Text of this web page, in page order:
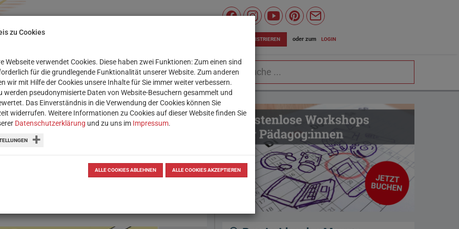
Wiener
Bildungsserver
Facebook
JETZT REGISTRIEREN oder zum LOGIN
SERVICE WORKSHOPS Suchbegriff
Bilder selbst
kostenlosen Webtool Thinglink
zu Cookies
Webseite verwendet Cookies. Diese haben zwei Funktionen: Zum einen sind
für die grundlegende Funktionalität unserer Website. Zum anderen
wir mit Hilfe der Cookies unsere Inhalte für Sie immer weiter verbessern.
werden pseudonymisierte Daten von Website-Besuchern gesammelt und
Das Einverständnis in die Verwendung der Cookies können Sie
widerrufen. Weitere Informationen zu Cookies auf dieser Website finden Sie
Datenschutzerklärung und zu uns im Impressum.
ALLE COOKIES ABLEHNEN ALLE COOKIES AKZEPTIEREN